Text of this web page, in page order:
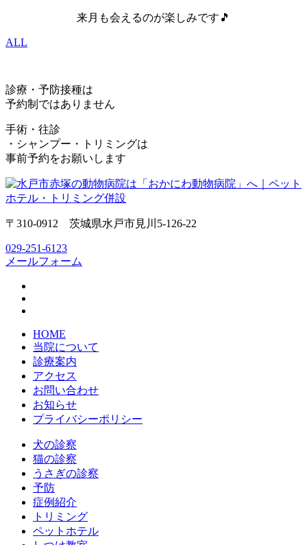
来月も会えるのが楽しみです🎵
ALL
診療・予防接種は
予約制ではありません
手術・往診
・シャンプー・トリミングは
事前予約をお願いします
〒310-0912 茨城県水戸市見川5-126-22
029-251-6123
メールフォーム
HOME
当院について
診療案内
アクセス
お問い合わせ
お知らせ
プライバシーポリシー
犬の診察
猫の診察
うさぎの診察
予防
症例紹介
トリミング
ペットホテル